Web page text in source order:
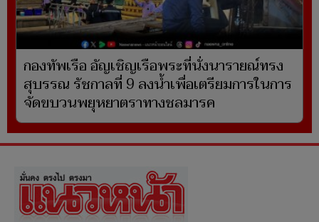
กองทัพเรือ อัญเชิญเรือพระที่นั่งนารายณ์ทรง
สุบรรณ รัชกาลที่ 9 ลงน้ำเพื่อเตรียมการในการ
จัดขบวนพยุหยาตราทางชลมารค